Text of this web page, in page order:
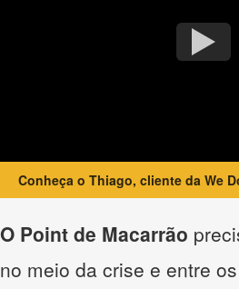
Conheça o Thiago, cliente da We
O Point de Macarrão
no meio da crise e entre